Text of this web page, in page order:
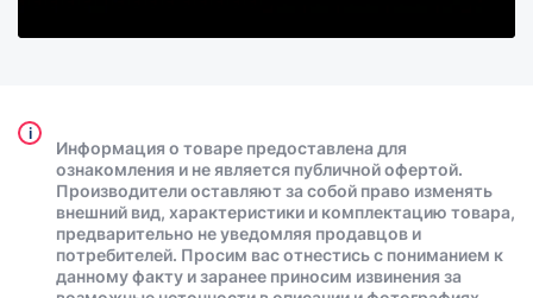
i
Информация о товаре предоставлена для
ознакомления и не является публичной офертой.
Производители оставляют за собой право изменять
внешний вид, характеристики и комплектацию товара,
предварительно не уведомляя продавцов и
потребителей. Просим вас отнестись с пониманием к
данному факту и заранее приносим извинения за